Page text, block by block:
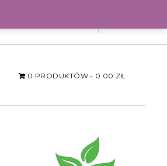
0 PRODUKTÓW 0.00 ZŁ